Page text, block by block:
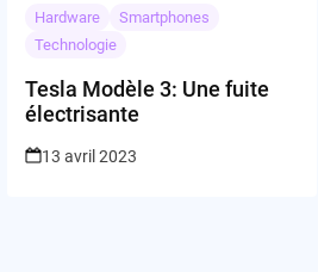
Hardware
Smartphones
Technologie
Tesla Modèle 3: Une fuite
électrisante
13 avril 2023